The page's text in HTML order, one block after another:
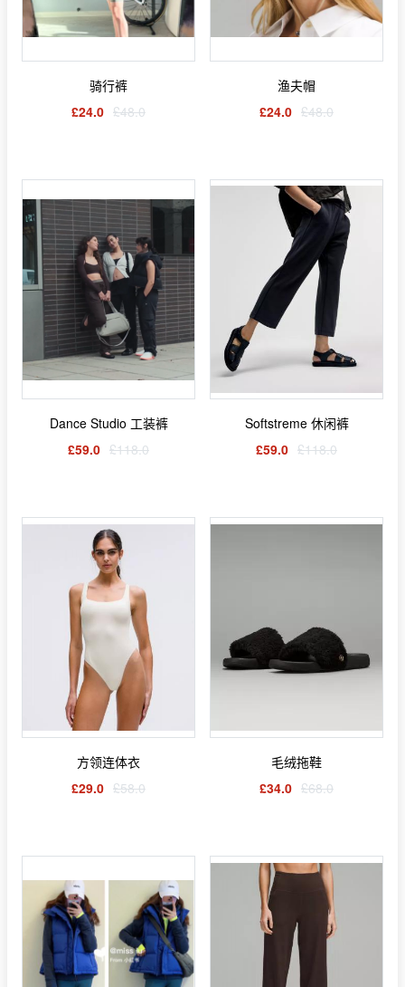
骑行裤
£24.0 £48.0
渔夫帽
£24.0 £48.0
Dance Studio 工装裤
£59.0 £118.0
Softstreme 休闲裤
£59.0 £118.0
方领连体衣
£29.0 £58.0
毛绒拖鞋
£34.0 £68.0